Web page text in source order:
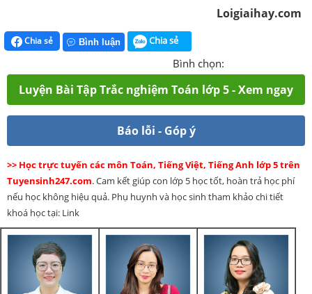
Loigiaihay.com
Chia sẻ Bình luận Chia sẻ
Bình chọn:
Luyện Bài Tập Trắc nghiệm Toán lớp 5 - Xem ngay
Báo lỗi - Góp ý
>> Học trực tuyến các môn Toán, Tiếng Việt, Tiếng Anh lớp 5 trên
Tuyensinh247.com. Cam kết giúp con lớp 5 học tốt, hoàn trả học phí
nếu học không hiệu quả. Phụ huynh và học sinh tham khảo chi tiết
khoá học tại: Link